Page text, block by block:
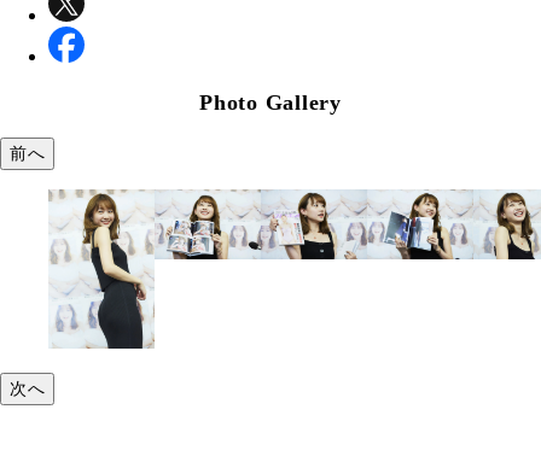
Photo Gallery
前へ
次へ